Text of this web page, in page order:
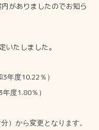
がありましたのでお知ら
いたしました。
3年度10.22 ％）
年度1.80％）
）から変更となります。